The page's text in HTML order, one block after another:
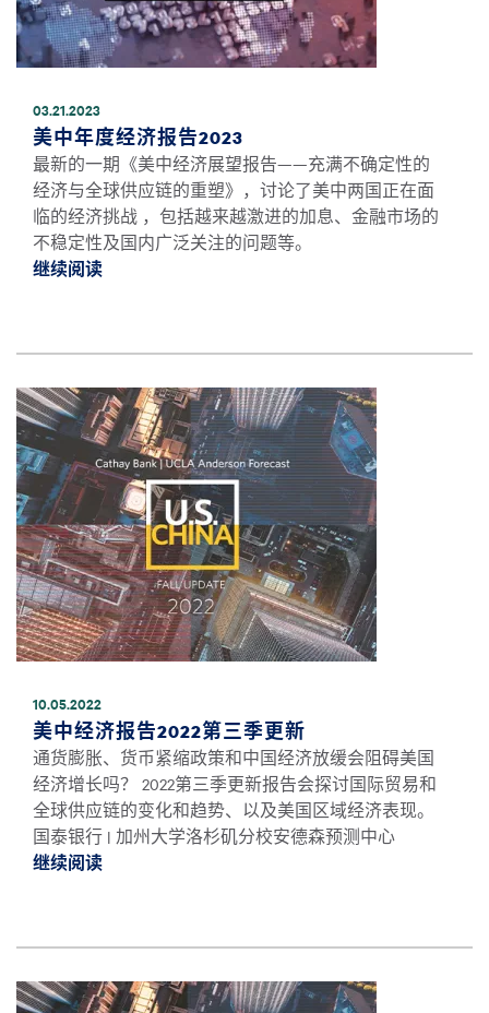
03.21.2023
美中年度经济报告2023
最新的一期《美中经济展望报告——充满不确定性的
经济与全球供应链的重塑》，讨论了美中两国正在面
临的经济挑战 ，包括越来越激进的加息、金融市场的
不稳定性及国内广泛关注的问题等。
继续阅读继续阅读美中年度经济报告2023 *
图像
10.05.2022
美中经济报告2022第三季更新
通货膨胀、货币紧缩政策和中国经济放缓会阻碍美国
经济增长吗？ 2022第三季更新报告会探讨国际贸易和
全球供应链的变化和趋势、以及美国区域经济表现。
国泰银行 | 加州大学洛杉矶分校安德森预测中心
继续阅读继续阅读美中经济报告2022第三季更新 *
图像